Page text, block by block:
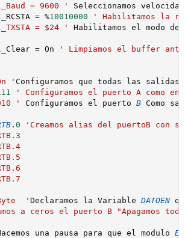
= 9600 '
Seleccionamos
= %10010000
' Habilitamos la
= $24 '
Habilitamos el modo
= On ' Limpiamos el buffer
'
' Configuramos el puerto A como
'
Configuramos el puerto B Como
. 0
'Creamos alias del puertoB con
Byte  ' Declaramos la Variable DATOEN
a ceros el puerto B "Apagamos
una pausa para que el modulo